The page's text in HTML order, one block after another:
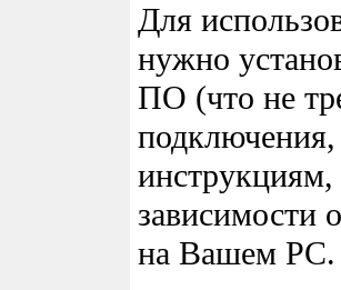
Для
нужно
ПО (что не
зависимости
на Вашем PC.